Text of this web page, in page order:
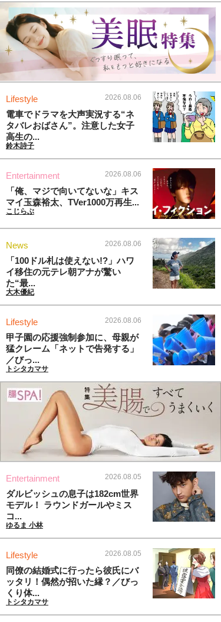
Lifestyle 2026.08.06
電車でドラマを大声実況する“ネ
タバレおばさん”。注意した女子
高生の...
鈴木詩子
Entertainment 2026.08.06
「俺、マジで向いてないな」キス
マイ玉森裕太、TVer1000万再生...
こじらぶ
News 2026.08.06
「100ドル札は使えない!?」ハワ
イ移住の元テレ朝アナが驚い
た“最...
大木優紀
Lifestyle 2026.08.06
甲子園の応援強制参加に、母親が
猛クレーム「ネットで告発する」
／びっ...
トシタカマサ
Entertainment 2026.08.05
ダルビッシュの息子は182cm世界
モデル！ ラウンドガールやミス
コ...
ゆるま 小林
Lifestyle 2026.08.05
同僚の結婚式に行ったら彼氏にバ
ッタリ！偶然が招いた縁？／びっ
くり体...
トシタカマサ